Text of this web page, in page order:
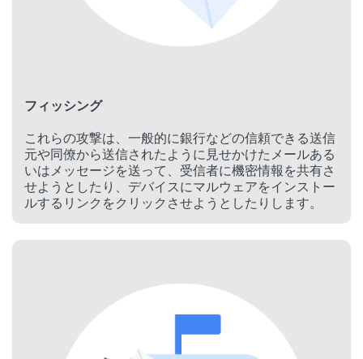
フィッシング
これらの攻撃は、一般的に銀行などの信頼できる送信
元や同僚から送信されたように見せかけたメールある
いはメッセージを送って、受信者に機密情報を共有さ
せようとしたり、デバイスにマルウェアをインストー
ルするリンクをクリックさせようとしたりします。